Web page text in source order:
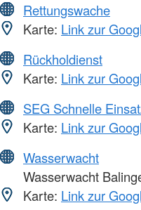
Rettungswache
Karte: Link zur
Rückholdienst
Karte: Link zur
SEG Schnelle
Karte: Link zur
Wasserwacht
Wasserwacht
Karte: Link zur